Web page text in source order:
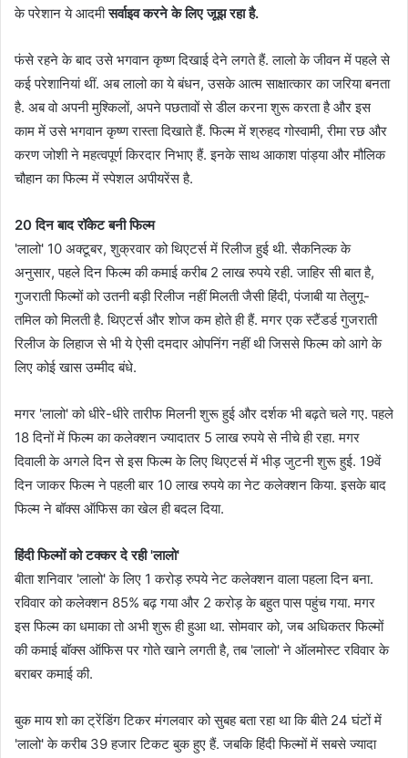
के परेशान ये आदमीसर्वाइव करने के लिए जूझ रहा है.
फंसे रहने के बाद उसे भगवान कृष्ण दिखाई देने लगते हैं. लालो के जीवन में पहले से
कई परेशानियां थीं. अब लालो का ये बंधन, उसके आत्म साक्षात्कार का जरिया बनता
है. अब वो अपनी मुश्किलों, अपने पछतावों से डील करना शुरू करता है और इस
काम में उसे भगवान कृष्ण रास्ता दिखाते हैं. फिल्म में श्रुहद गोस्वामी, रीमा रछ और
करण जोशी ने महत्वपूर्ण किरदार निभाए हैं. इनके साथ आकाश पांड्या और मौलिक
चौहान का फिल्म में स्पेशल अपीयरेंस है.
20 दिन बाद रॉकेट बनी फिल्म
'लालो' 10 अक्टूबर, शुक्रवार को थिएटर्स में रिलीज हुई थी. सैकनिल्क के
अनुसार, पहले दिन फिल्म की कमाई करीब 2 लाख रुपये रही. जाहिर सी बात है,
गुजराती फिल्मों को उतनी बड़ी रिलीज नहीं मिलती जैसी हिंदी, पंजाबी या तेलुगू-
तमिल को मिलती है. थिएटर्स और शोज कम होते ही हैं. मगर एक स्टैंडर्ड गुजराती
रिलीज के लिहाज से भी ये ऐसी दमदार ओपनिंग नहीं थी जिससे फिल्म को आगे के
लिए कोई खास उम्मीद बंधे.
मगर 'लालो' को धीरे-धीरे तारीफ मिलनी शुरू हुई और दर्शक भी बढ़ते चले गए. पहले
18 दिनों में फिल्म का कलेक्शन ज्यादातर 5 लाख रुपये से नीचे ही रहा. मगर
दिवाली के अगले दिन से इस फिल्म के लिए थिएटर्स में भीड़ जुटनी शुरू हुई. 19वें
दिन जाकर फिल्म ने पहली बार 10 लाख रुपये का नेट कलेक्शन किया. इसके बाद
फिल्म ने बॉक्स ऑफिस का खेल ही बदल दिया.
हिंदी फिल्मों को टक्कर दे रही 'लालो'
बीता शनिवार 'लालो' के लिए 1 करोड़ रुपये नेट कलेक्शन वाला पहला दिन बना.
रविवार को कलेक्शन 85% बढ़ गया और 2 करोड़ के बहुत पास पहुंच गया. मगर
इस फिल्म का धमाका तो अभी शुरू ही हुआ था. सोमवार को, जब अधिकतर फिल्मों
की कमाई बॉक्स ऑफिस पर गोते खाने लगती है, तब 'लालो' ने ऑलमोस्ट रविवार के
बराबर कमाई की.
बुक माय शो का ट्रेंडिंग टिकर मंगलवार को सुबह बता रहा था कि बीते 24 घंटों में
'लालो' के करीब 39 हजार टिकट बुक हुए हैं. जबकि हिंदी फिल्मों में सबसे ज्यादा